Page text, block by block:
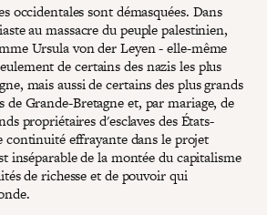
occidentales sont démasquées. Dans
au massacre du peuple palestinien,
Ursula von der Leyen - elle-même
de certains des nazis les plus
mais aussi de certains des plus grands
de Grande-Bretagne et, par mariage, de
propriétaires d'esclaves des États-
continuité effrayante dans le projet
inséparable de la montée du capitalisme
de richesse et de pouvoir qui